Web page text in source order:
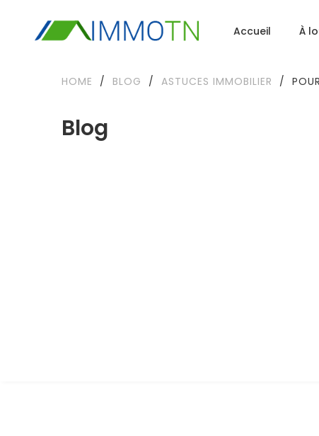
Accueil À
Blog
HOME / BLOG / ASTUCES IMMOBILIER /